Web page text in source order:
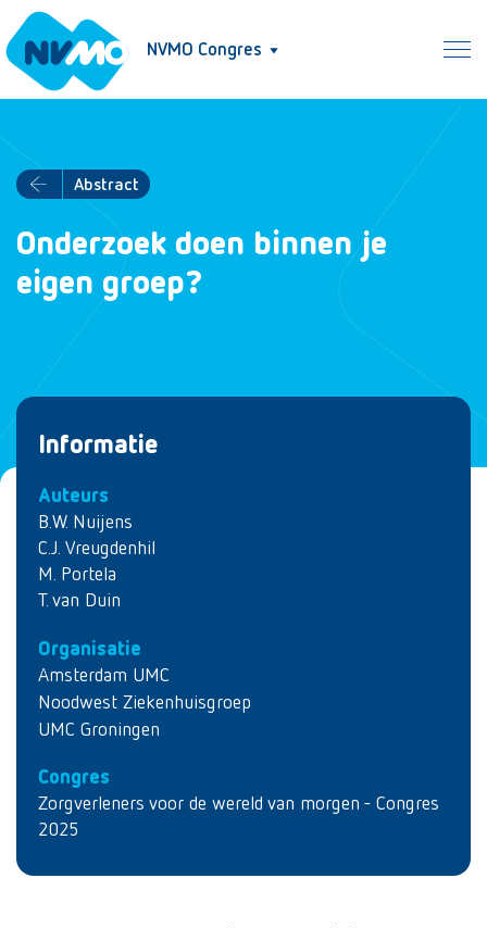
NVMO Congres
Abstract
Onderzoek doen binnen je
eigen groep?
Informatie
Auteurs
B.W. Nuijens
C.J. Vreugdenhil
M. Portela
T. van Duin
Organisatie
Amsterdam UMC
Noodwest Ziekenhuisgroep
UMC Groningen
Congres
Zorgverleners voor de wereld van morgen - Congres
2025